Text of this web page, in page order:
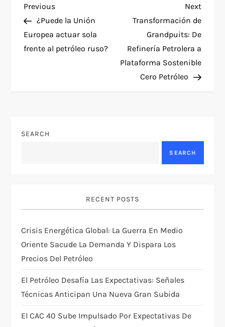
P
o
s
a
a
t
i
o
n
Previous
Post
Previous
¿Puede la Unión
Europea actuar sola
frente al petróleo ruso?
Next
Post
Next
Transformación de
Grandpuits: De
Refinería Petrolera a
Plataforma Sostenible
Cero Petróleo
SEARCH
SEARCH
RECENT POSTS
Crisis Energética Global: La Guerra En Medio
Oriente Sacude La Demanda Y Dispara Los
Precios Del Petróleo
El Petróleo Desafía Las Expectativas: Señales
Técnicas Anticipan Una Nueva Gran Subida
El CAC 40 Sube Impulsado Por Expectativas De